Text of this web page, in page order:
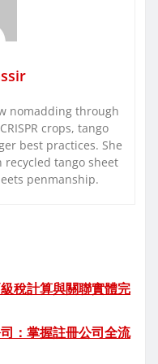
nomadding through
crops, tango
best practices. She
recycled tango sheet
penmanship.
稅計算與關聯實體完
：掌握註冊公司全流